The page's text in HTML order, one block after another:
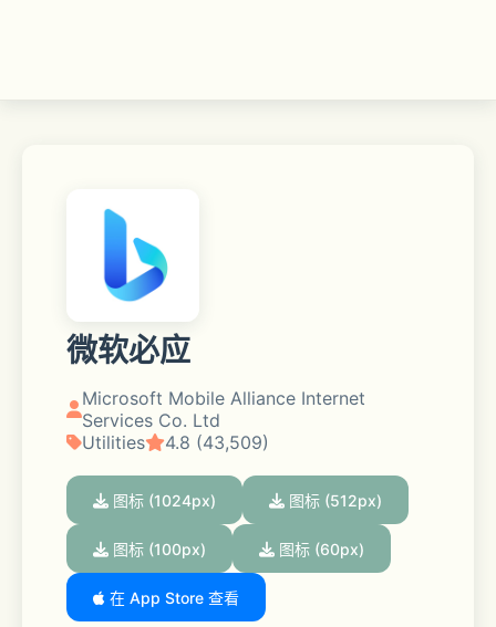
微软必应
Microsoft Mobile Alliance Internet
Services Co. Ltd
Utilities
4.8 (43,509)
图标 (1024px) 图标 (512px)
图标 (100px) 图标 (60px)
在 App Store 查看